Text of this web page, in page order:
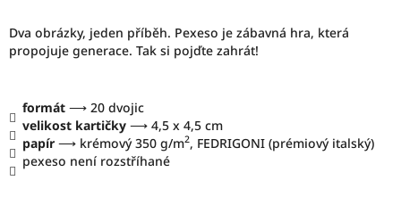
Dva obrázky, jeden příběh. Pexeso je zábavná hra, která
propojuje generace. Tak si pojďte zahrát!
formát ⟶ 20 dvojic
velikost kartičky ⟶ 4,5 x 4,5 cm
papír ⟶ krémový 350 g/m2, FEDRIGONI (prémiový italský)
pexeso není rozstříhané